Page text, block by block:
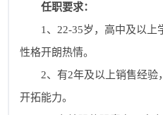
任职要求：
1、22-35岁，高中及以上学
性格开朗热情。
2、有2年及以上销售经验
开拓能力。